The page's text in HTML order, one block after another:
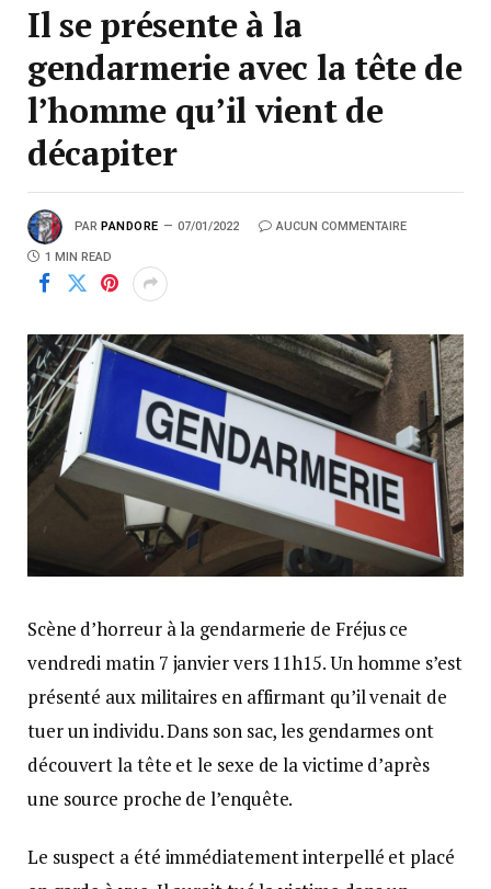
Il se présente à la
gendarmerie avec la tête de
l’homme qu’il vient de
décapiter
PAR PANDORE 07/01/2022 AUCUN COMMENTAIRE
1 MIN READ
Scène d’horreur à la gendarmerie de Fréjus ce
vendredi matin 7 janvier vers 11h15. Un homme s’est
présenté aux militaires en affirmant qu’il venait de
tuer un individu. Dans son sac, les gendarmes ont
découvert la tête et le sexe de la victime d’après
une source proche de l’enquête.
Le suspect a été immédiatement interpellé et placé